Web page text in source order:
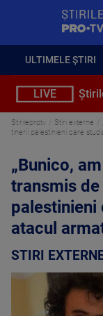
ULTIMELE ȘTIRI
LIVE
Stirileprotv Stiri externe
tinerii palestinieni care
„Bunico,
transmis
palestinieni
atacul
STIRI